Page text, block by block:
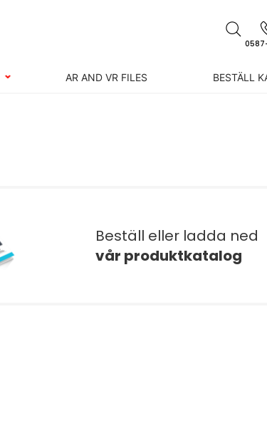
AR AND VR FILES BESTÄLL
Beställ eller ladda ned
vår produktkatalog